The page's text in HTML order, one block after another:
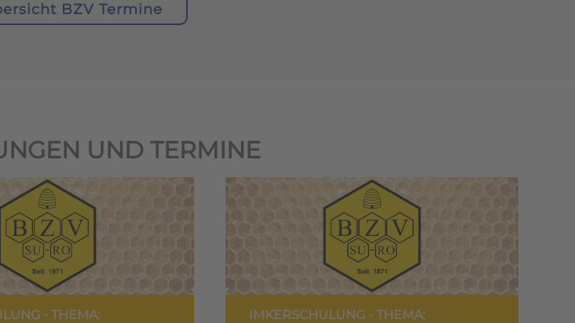
BZV Termine
UND TERMINE
- THEMA:
IMKERSCHULUNG - THEMA: